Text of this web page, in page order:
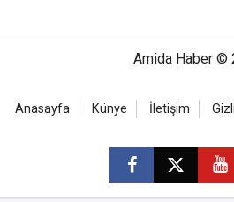
Amida Haber ©
Anasayfa Künye İletişim